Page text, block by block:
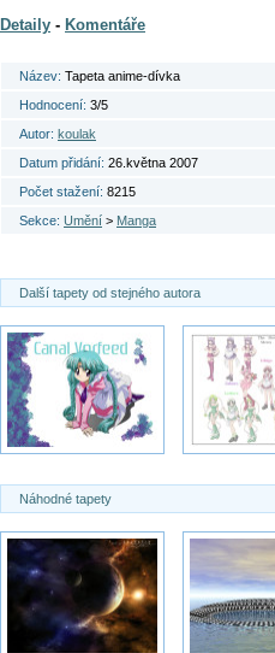
Detaily - Komentáře
Název: Tapeta anime-dívka
Hodnocení: 3/5
Autor: koulak
Datum přidání: 26.května 2007
Počet stažení: 8215
Sekce: Umění > Manga
Další tapety od stejného autora
Náhodné tapety